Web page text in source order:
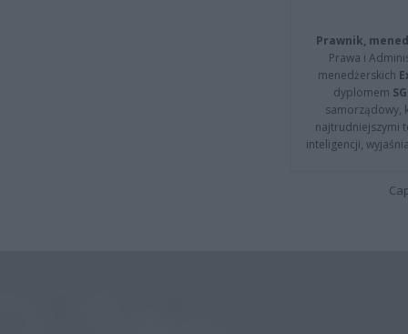
Prawnik,
Prawa i
menedżerskich
dyplomem
samorządowy,
najtrudniejszymi
inteligencji,